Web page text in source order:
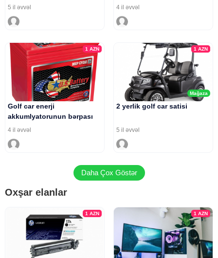
5 il əvvəl 4 il əvvəl
1AZN
Golf car enerji
akkumlyatorunun bərpası
4 il əvvəl
Mağaza
1 AZN
2 yerlik golf car satisi
5 il əvvəl
Daha Çox Göstər
Oxşar elanlar
1AZN 1 AZN